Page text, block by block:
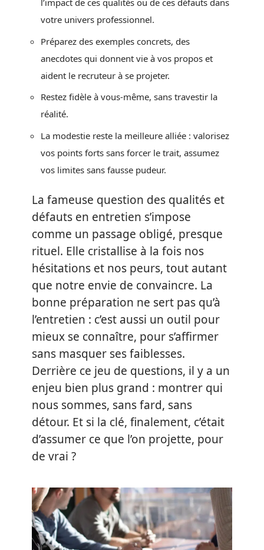
l’impact de ces qualités ou de ces défauts dans
votre univers professionnel.
Préparez des exemples concrets, des
anecdotes qui donnent vie à vos propos et
aident le recruteur à se projeter.
Restez fidèle à vous-même, sans travestir la
réalité.
La modestie reste la meilleure alliée : valorisez
vos points forts sans forcer le trait, assumez
vos limites sans fausse pudeur.
La fameuse question des qualités et
défauts en entretien s’impose
comme un passage obligé, presque
rituel. Elle cristallise à la fois nos
hésitations et nos peurs, tout autant
que notre envie de convaincre. La
bonne préparation ne sert pas qu’à
l’entretien : c’est aussi un outil pour
mieux se connaître, pour s’affirmer
sans masquer ses faiblesses.
Derrière ce jeu de questions, il y a un
enjeu bien plus grand : montrer qui
nous sommes, sans fard, sans
détour. Et si la clé, finalement, c’était
d’assumer ce que l’on projette, pour
de vrai ?